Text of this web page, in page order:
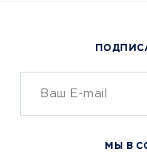
Сервисы доставки
ОБУЧЕНИЕ И РАБОТА
МЫ В